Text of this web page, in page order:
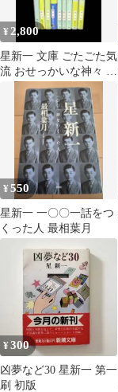
¥ 2,800
星新一 文庫 ごたごた気
流 おせっかいな神々 9
¥550
星新一 一〇〇一話をつ
くった人 最相葉月
¥300
凶夢など30 星新一 第一
刷 初版